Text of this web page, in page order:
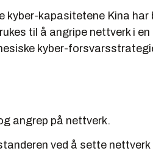
kyber-kapasitetene Kina har
til å angripe nettverk i en
kyber-
angrep på nettverk.
ved å sette